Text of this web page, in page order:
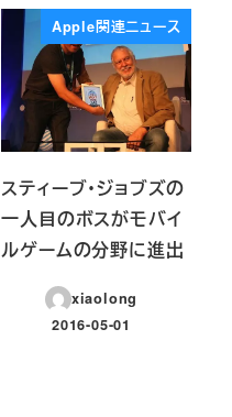
Apple関連ニュース
スティーブ・ジョブズの
一人目のボスがモバイ
ルゲームの分野に進出
xiaolong
投稿日
2016-05-01